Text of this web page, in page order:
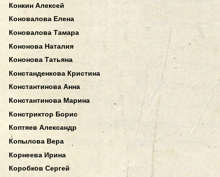
Конкин Алексей
Коновалова Елена
Коновалова Тамара
Кононова Наталия
Кононова Татьяна
Констанденкова Кристина
Константинова Анна
Константинова Марина
Констриктор Борис
Коптяев Александр
Копылова Вера
Корнеева Ирина
Коробков Сергей